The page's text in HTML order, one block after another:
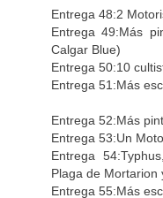
Entrega 48:2
Entrega 49:Más
Calgar Blue)
Entrega 50:10
Entrega 51:Más
Entrega 52:Más
Entrega 53:Un
Entrega
Plaga de Mortarion
Entrega 55:Más